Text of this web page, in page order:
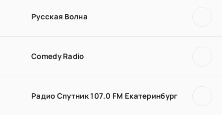
Русская Волна
Comedy Radio
Радио Спутник 107.0 FM Екатеринбург